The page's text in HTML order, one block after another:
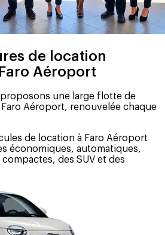
de location
Aéroport
une large flotte de
Aéroport, renouvelée chaque
de location à Faro Aéroport
économiques, automatiques,
des SUV et des